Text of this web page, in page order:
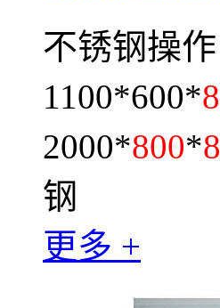
不锈钢操
1100*600*
2000*800*
钢
更多 +